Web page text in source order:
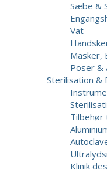
Sæbe &
Vat
Masker,
Poser &
Sterilisation &
Tilbehør
Klinik